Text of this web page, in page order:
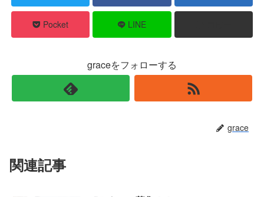
Pocket LINE
graceをフォローする
grace
関連記事